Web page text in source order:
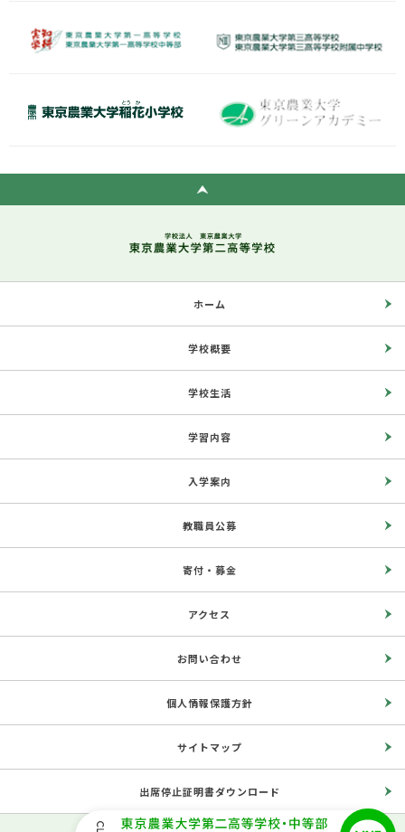
ホーム
学校概要
学校生活
学習内容
入学案内
教職員公募
寄付・募金
アクセス
お問い合わせ
個人情報保護方針
サイトマップ
出席停止証明書ダウンロード